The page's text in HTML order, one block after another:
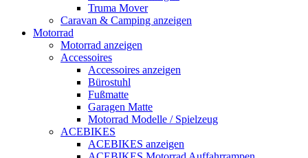
Truma Mover
Caravan & Camping anzeigen
Motorrad
Motorrad anzeigen
Accessoires
Accessoires anzeigen
Bürostuhl
Fußmatte
Garagen Matte
Motorrad Modelle / Spielzeug
ACEBIKES
ACEBIKES anzeigen